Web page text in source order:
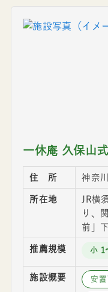
一休庵 久保山
住 所 神奈
所在地
JR横
り、
前」
推薦規模 小 1
施設概要 安置